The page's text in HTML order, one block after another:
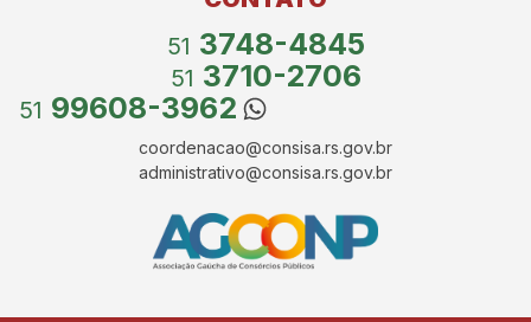
51 3748-4845
51 3710-2706
51 99608-3962
coordenacao@consisa.rs.gov.br
administrativo@consisa.rs.gov.br